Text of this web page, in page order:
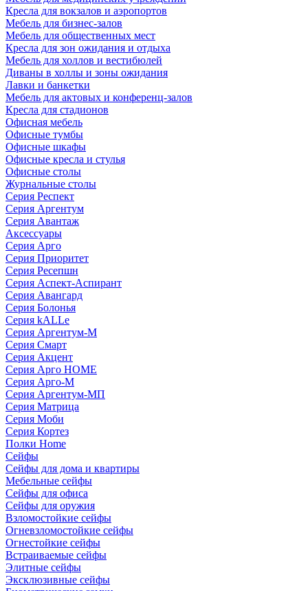
Кресла для вокзалов и аэропортов
Мебель для бизнес-залов
Мебель для общественных мест
Кресла для зон ожидания и отдыха
Мебель для холлов и вестибюлей
Диваны в холлы и зоны ожидания
Лавки и банкетки
Мебель для актовых и конференц-залов
Кресла для стадионов
Офисная мебель
Офисные тумбы
Офисные шкафы
Офисные кресла и стулья
Офисные столы
Журнальные столы
Серия Респект
Серия Аргентум
Серия Авантаж
Аксессуары
Серия Арго
Серия Приоритет
Серия Ресепшн
Серия Аспект-Аспирант
Серия Авангард
Серия Болонья
Серия kALLe
Серия Аргентум-М
Серия Смарт
Серия Акцент
Серия Арго HOME
Серия Арго-М
Серия Аргентум-МП
Серия Матрица
Серия Моби
Серия Кортез
Полки Home
Сейфы
Сейфы для дома и квартиры
Мебельные сейфы
Сейфы для офиса
Сейфы для оружия
Взломостойкие сейфы
Огневзломостойкие сейфы
Огнестойкие сейфы
Встраиваемые сейфы
Элитные сейфы
Эксклюзивные сейфы